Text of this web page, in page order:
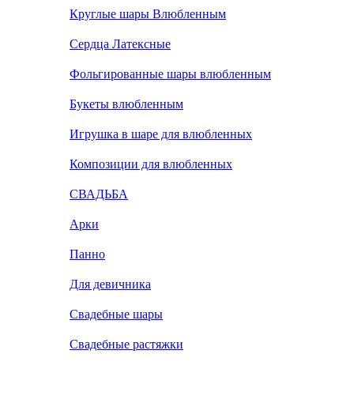
Круглые шары Влюбленным
Сердца Латексные
Фольгированные шары влюбленным
Букеты влюбленным
Игрушка в шаре для влюбленных
Композиции для влюбленных
СВАДЬБА
Арки
Панно
Для девичника
Свадебные шары
Свадебные растяжки